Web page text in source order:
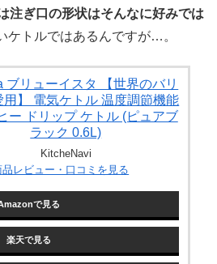
注ぎ口の形状はそんなに好みでは
ケトルではあるんですが…。
ブリューイスタ 【世界のバリ
用】 電気ケトル 温度調節機能
ー ドリップ ケトル (ピュアブ
ラック 0.6L)
KitcheNavi
レビュー・口コミを見る
で見る
楽天で見る